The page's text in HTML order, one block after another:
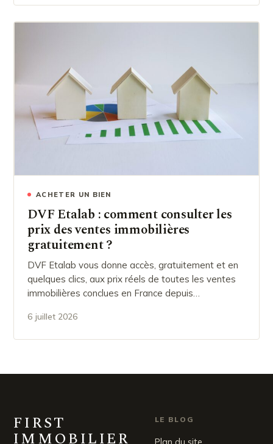
ACHETER UN BIEN
DVF Etalab : comment consulter les
prix des ventes immobilières
gratuitement ?
DVF Etalab vous donne accès, gratuitement et en
quelques clics, aux prix réels de toutes les ventes
immobilières conclues en France depuis…
6 juillet 2026
FIRST
IMMOBILIER
LE BLOG